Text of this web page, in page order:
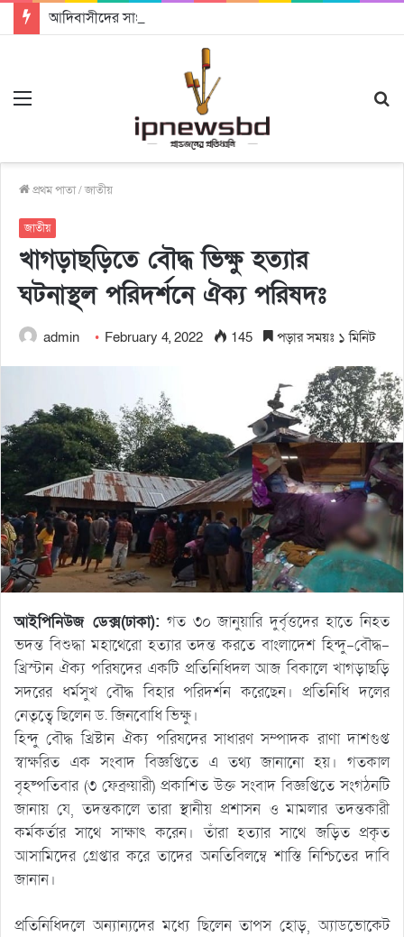
প্রথম পাতা/জাতীয়
জাতীয়
খাগড়াছড়িতে বৌদ্ধ ভিক্ষু হত্যার
ঘটনাস্থল পরিদর্শনে ঐক্য পরিষদঃ
admin February 4, 2022 145 পড়ার সময়ঃ ১ মিনিট
আইপিনিউজ ডেক্স(ঢাকা): গত ৩০ জানুয়ারি দুর্বৃত্তদের হাতে নিহত
ভদন্ত বিশুদ্ধা মহাথেরো হত্যার তদন্ত করতে বাংলাদেশ হিন্দু-বৌদ্ধ-
খ্রিস্টান ঐক্য পরিষদের একটি প্রতিনিধিদল আজ বিকালে খাগড়াছড়ি
সদরের ধর্মসুখ বৌদ্ধ বিহার পরিদর্শন করেছেন। প্রতিনিধি দলের
নেতৃত্বে ছিলেন ড. জিনবোধি ভিক্ষু।
হিন্দু বৌদ্ধ খ্রিষ্টান ঐক্য পরিষদের সাধারণ সম্পাদক রাণা দাশগুপ্ত
স্বাক্ষরিত এক সংবাদ বিজ্ঞপ্তিতে এ তথ্য জানানো হয়। গতকাল
বৃহষ্পতিবার (৩ ফেব্রুয়ারী) প্রকাশিত উক্ত সংবাদ বিজ্ঞপ্তিতে সংগঠনটি
জানায় যে, তদন্তকালে তারা স্থানীয় প্রশাসন ও মামলার তদন্তকারী
কর্মকর্তার সাথে সাক্ষাৎ করেন। তাঁরা হত্যার সাথে জড়িত প্রকৃত
আসামিদের গ্রেপ্তার করে তাদের অনতিবিলম্বে শাস্তি নিশ্চিতের দাবি
জানান।
প্রতিনিধিদলে অন্যান্যদের মধ্যে ছিলেন তাপস হোড়, অ্যাডভোকেট